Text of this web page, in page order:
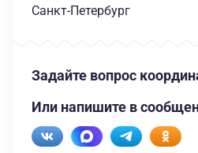
Санкт-Петербург
Задайте вопрос
Или напишите в